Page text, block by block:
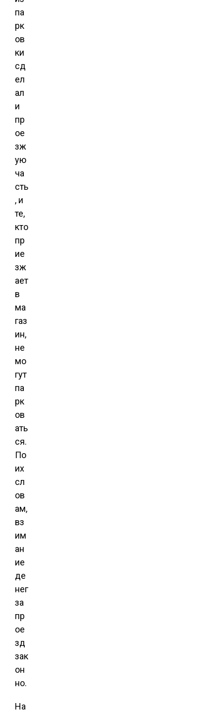
па
рк
ов
ки
сд
ел
ал
и
пр
ое
зж
ую
ча
сть
, и
те,
кто
пр
ие
зж
ает
в
ма
газ
ин,
не
мо
гут
па
рк
ов
ать
ся.
По
их
сл
ов
ам,
вз
им
ан
ие
де
нег
за
пр
ое
зд
зак
он
но.
На